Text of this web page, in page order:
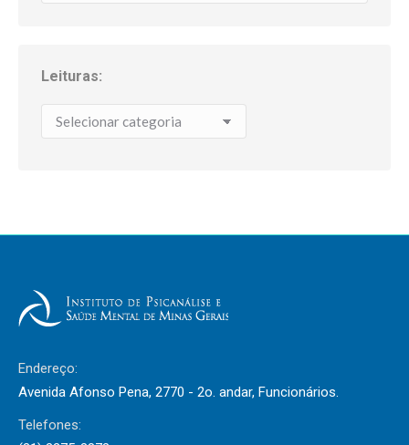
Leituras:
Endereço:
Avenida Afonso Pena, 2770 - 2o. andar, Funcionários.
Telefones: